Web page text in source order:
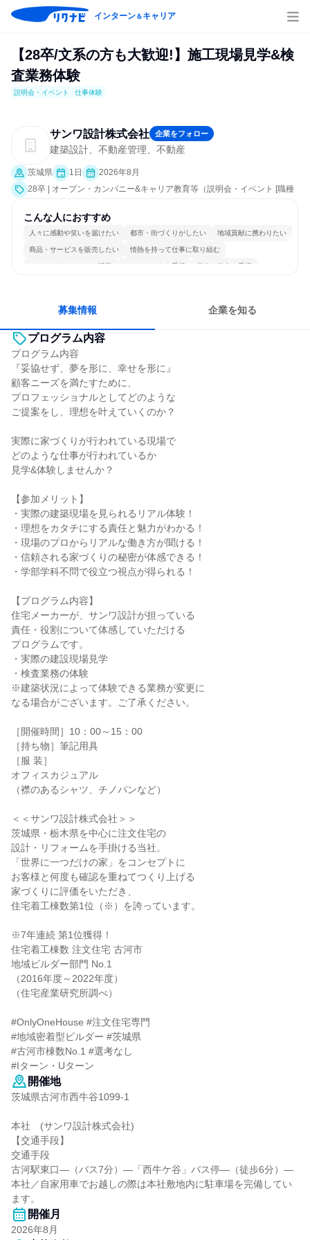
インターン＆キャリア
【28卒/文系の方も大歓迎!】施工現場見学&検
査業務体験
説明会・イベント 仕事体験
サンワ設計株式会社 企業をフォロー
建築設計、不動産管理、不動産
茨城県 1日
2026年8月
28卒 | オープン・カンパニー&キャリア教育等（説明会・イベント [職種
こんな人におすすめ
人々に感動や笑いを届けたい 都市・街づくりがしたい 地域貢献に携わりたい
商品・サービスを販売したい 情熱を持って仕事に取り組む
コミュニケーションが活発 チームワークを重視 個人の能力を重視
募集情報 企業を知る
プログラム内容
プログラム内容
『妥協せず、夢を形に、幸せを形に』
顧客ニーズを満たすために、
プロフェッショナルとしてどのような
ご提案をし、理想を叶えていくのか？
実際に家づくりが行われている現場で
どのような仕事が行われているか
見学&体験しませんか？
【参加メリット】
・実際の建築現場を見られるリアル体験！
・理想をカタチにする責任と魅力がわかる！
・現場のプロからリアルな働き方が聞ける！
・信頼される家づくりの秘密が体感できる！
・学部学科不問で役立つ視点が得られる！
【プログラム内容】
住宅メーカーが、サンワ設計が担っている
責任・役割について体感していただける
プログラムです。
・実際の建設現場見学
・検査業務の体験
※建築状況によって体験できる業務が変更に
なる場合がございます。ご了承ください。
［開催時間］10：00～15：00
［持ち物］筆記用具
［服 装］
オフィスカジュアル
（襟のあるシャツ、チノパンなど）
＜＜サンワ設計株式会社＞＞
茨城県・栃木県を中心に注文住宅の
設計・リフォームを手掛ける当社。
「世界に一つだけの家」をコンセプトに
お客様と何度も確認を重ねてつくり上げる
家づくりに評価をいただき、
住宅着工棟数第1位（※）を誇っています。
※7年連続 第1位獲得！
住宅着工棟数 注文住宅 古河市
地域ビルダー部門 No.1
（2016年度～2022年度）
（住宅産業研究所調べ）
#OnlyOneHouse #注文住宅専門
#地域密着型ビルダー #茨城県
#古河市棟数No.1 #選考なし
#Iターン・Uターン
開催地
茨城県古河市西牛谷1099-1
本社 (サンワ設計株式会社)
【交通手段】
交通手段
古河駅東口―（バス7分）―「西牛ケ谷」バス停―（徒歩6分）―
本社／自家用車でお越しの際は本社敷地内に駐車場を完備してい
ます。
開催月
2026年8月